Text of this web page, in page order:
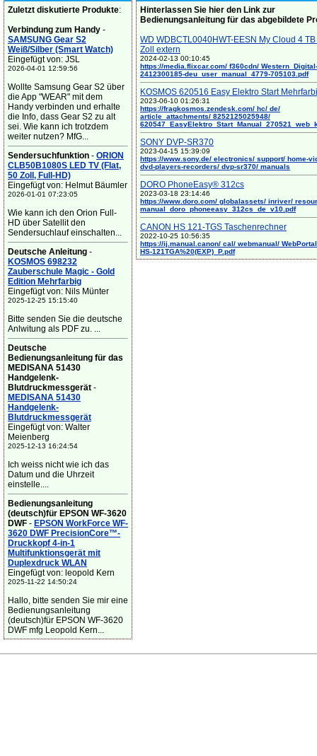
Zuletzt diskutierte Produkte:
Verbindung zum Handy -
SAMSUNG Gear S2
Weiß/Silber (Smart Watch)
Eingefügt von: JSL
2026-04-01 12:59:56
Wollte Samsung Gear S2 über
die App "WEAR" mit dem
Handy verbinden und erhalte
die Info, dass Gear S2 zu alt
sei. Wie kann ich trotzdem
weiter nutzen? MfG...
Sendersuchfunktion - ORION
CLB50B1080S LED TV (Flat,
50 Zoll, Full-HD)
Eingefügt von: Helmut Bäumler
2026-01-01 07:23:05
Wie kann ich den Orion Full-
HD über Satellit den
Sendersuchlauf einschalten...
Deutsche Anleitung -
KOSMOS 698232
Zauberschule Magic - Gold
Edition Mehrfarbig
Eingefügt von: Nils Münter
2025-12-25 15:15:40
Bitte senden Sie die deutsche
Anlwitung als PDF zu. ...
Deutsche
Bedienungsanleitung für das
MEDISANA 51430
Handgelenk-
Blutdruckmessgerät -
MEDISANA 51430
Handgelenk-
Blutdruckmessgerät
Eingefügt von: Walter
Meienberg
2025-12-13 16:24:54
Ich weiss nicht wie ich das
Datum und die Uhrzeit
einstelle....
Bedienungsanleitung
(deutsch)für EPSON WF-3620
DWF - EPSON WorkForce WF-
3620 DWF PrecisionCore™-
Druckkopf 4-in-1
Multifunktionsgerät mit
Duplexdruck WLAN
Eingefügt von: leopold Kern
2025-11-22 14:50:24
Hallo, bitte senden Sie mir eine
Bedienungsanleitung
(deutsch)für EPSON WF-3620
DWF mfg Leopold Kern...
Hinterlassen Sie hier den Link zur
Bedienungsanleitung für das abgebildete
WD WDBCTL0040HWT-EESN My Cloud 4
Zoll extern
2024-02-13 00:10:45
https://media.flixcar.com/ f360cdn/ Western_Digital-
2412300185-deu_user_manual_4779-705103.pdf
KOSMOS 620516 Easy Elektro Start
2023-06-10 01:26:31
https://fragkosmos.zendesk.com/ hc/ de/
article_attachments/ 8252125025948/
SONY DVP-SR370
2023-04-15 15:39:09
https://www.sony.de/ electronics/ support/ home-
dvd-players-recorders/ dvp-sr370/ manuals
DORO PhoneEasy® 312cs
2023-03-18 23:14:46
https://www.doro.com/ globalassets/ inriver/
manual_doro_phoneeasy_312cs_de_v10.pdf
CANON HS 121-TGS Taschenrechner
2022-10-25 10:56:35
https://ij.manual.canon/ cal/ webmanual/
HS-121TGA%20(EXP)_P.pdf